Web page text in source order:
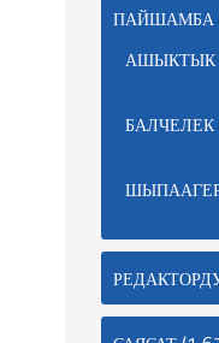
ПАЙШАМБА
АШЫКТЫК
БАЛЧЕЛЕК